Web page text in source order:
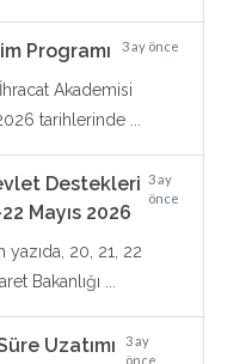
Programı 3 ay önce
Akademisi
tarihlerinde ...
Destekleri
Mayıs 2026
3 ay
önce
yazıda, 20, 21, 22
Bakanlığı ...
Uzatımı
3 ay
önce